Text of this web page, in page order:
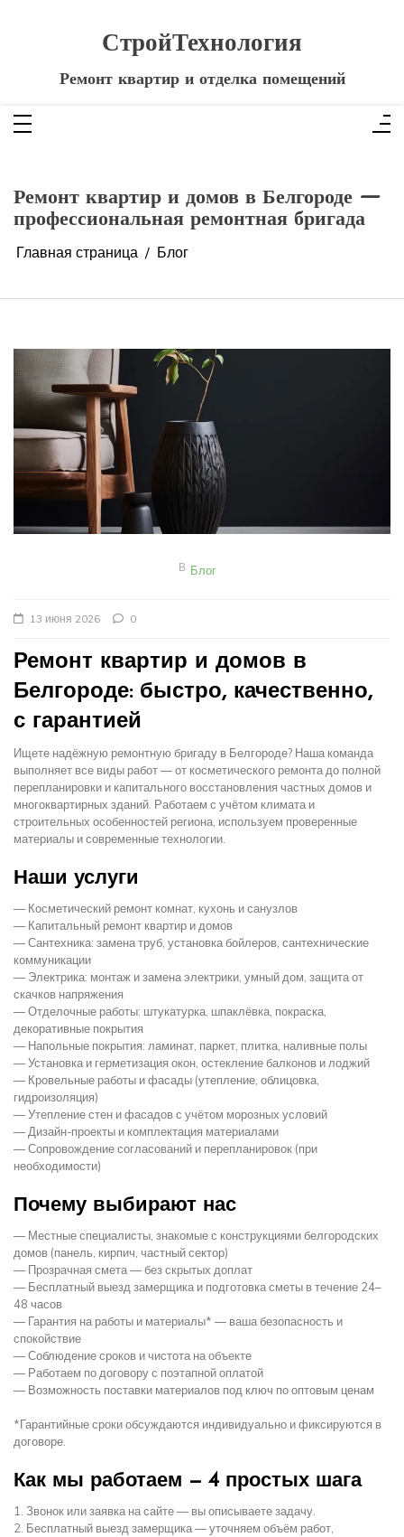
СтройТехнология
Ремонт квартир и отделка помещений
Ремонт квартир и домов в Белгороде —
профессиональная ремонтная бригада
Главная страница Блог
В Блог
13 июня 2026 0
Ремонт квартир и домов в
Белгороде: быстро, качественно,
с гарантией
Ищете надёжную ремонтную бригаду в Белгороде? Наша команда
выполняет все виды работ — от косметического ремонта до полной
перепланировки и капитального восстановления частных домов и
многоквартирных зданий. Работаем с учётом климата и
строительных особенностей региона, используем проверенные
материалы и современные технологии.
Наши услуги
— Косметический ремонт комнат, кухонь и санузлов
— Капитальный ремонт квартир и домов
— Сантехника: замена труб, установка бойлеров, сантехнические
коммуникации
— Электрика: монтаж и замена электрики, умный дом, защита от
скачков напряжения
— Отделочные работы: штукатурка, шпаклёвка, покраска,
декоративные покрытия
— Напольные покрытия: ламинат, паркет, плитка, наливные полы
— Установка и герметизация окон, остекление балконов и лоджий
— Кровельные работы и фасады (утепление, облицовка,
гидроизоляция)
— Утепление стен и фасадов с учётом морозных условий
— Дизайн-проекты и комплектация материалами
— Сопровождение согласований и перепланировок (при
необходимости)
Почему выбирают нас
— Местные специалисты, знакомые с конструкциями белгородских
домов (панель, кирпич, частный сектор)
— Прозрачная смета — без скрытых доплат
— Бесплатный выезд замерщика и подготовка сметы в течение 24–
48 часов
— Гарантия на работы и материалы* — ваша безопасность и
спокойствие
— Соблюдение сроков и чистота на объекте
— Работаем по договору с поэтапной оплатой
— Возможность поставки материалов под ключ по оптовым ценам
*Гарантийные сроки обсуждаются индивидуально и фиксируются в
договоре.
Как мы работаем — 4 простых шага
1. Звонок или заявка на сайте — вы описываете задачу.
2. Бесплатный выезд замерщика — уточняем объём работ,